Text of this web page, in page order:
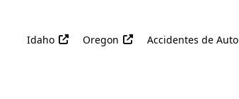
Idaho Oregon Accidentes de Auto